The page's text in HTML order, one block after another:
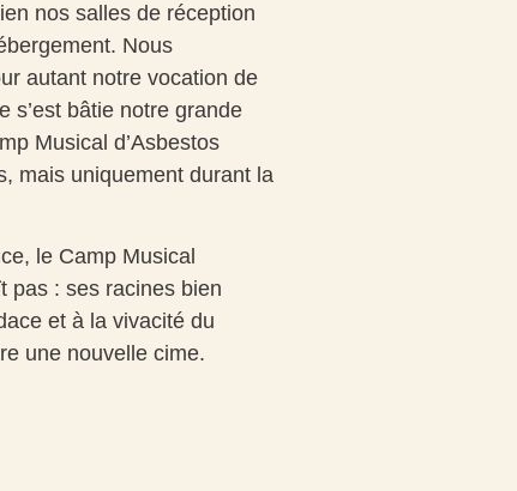
nos salles de réception
Nous
autant notre vocation de
s’est bâtie notre grande
Musical d’Asbestos
mais uniquement durant la
le Camp Musical
pas : ses racines bien
et à la vivacité du
une nouvelle cime.